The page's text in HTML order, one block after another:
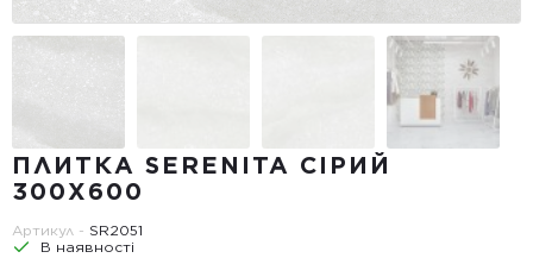
ПЛИТКА SERENITA СІРИЙ
300Х600
Артикул - SR2051
В наявності